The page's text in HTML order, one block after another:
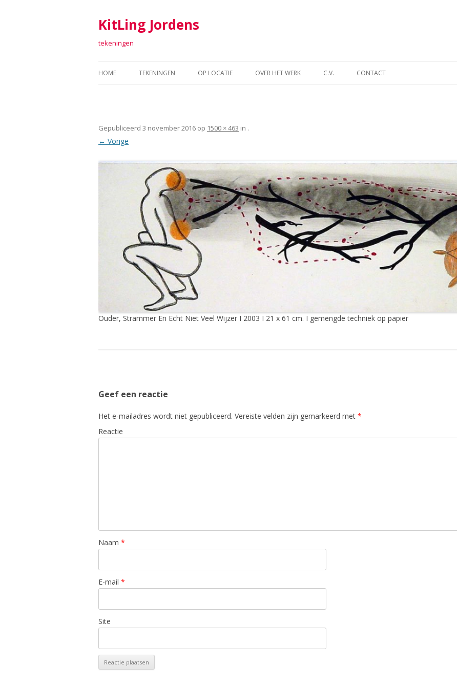
KitLing Jordens
tekeningen
naar
HOME TEKENINGEN OP LOCATIE
RAAF
ARTOLL
OVER HET WERK C.V. CONTACT
Gepubliceerd 3 november 2016 op 1500 × 463 in .
← Vorige
Ouder, Strammer En Echt Niet Veel Wijzer I 2003 I 21 x 61 cm. I gemengde techniek op papier
Geef een reactie
Het e-mailadres wordt niet gepubliceerd. Vereiste velden zijn gemarkeerd met *
Reactie
Naam *
E-mail *
Site